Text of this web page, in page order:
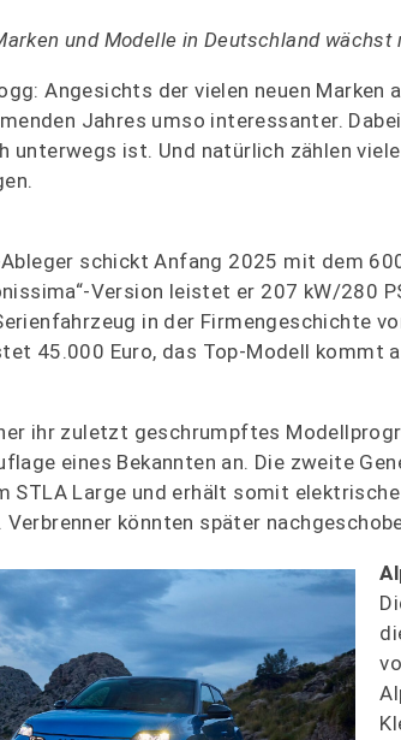
und Modelle in Deutschland
Angesichts der vielen neuen
Jahres umso interessanter.
unterwegs ist. Und natürlich zählen
schickt Anfang 2025 mit dem
Version leistet er 207 kW/280
in der Firmengeschichte
45.000 Euro, das Top-Modell kommt
ihr zuletzt geschrumpftes
eines Bekannten an. Die zweite
Large und erhält somit
könnten später